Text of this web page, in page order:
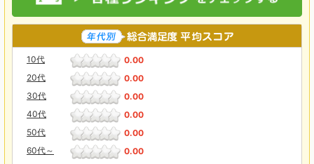
10代
0.00
20代
0.00
30代
0.00
40代
0.00
50代
0.00
60代～
0.00